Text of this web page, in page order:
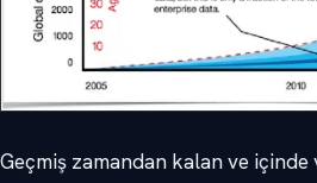
Geçmiş zamandan kalan ve